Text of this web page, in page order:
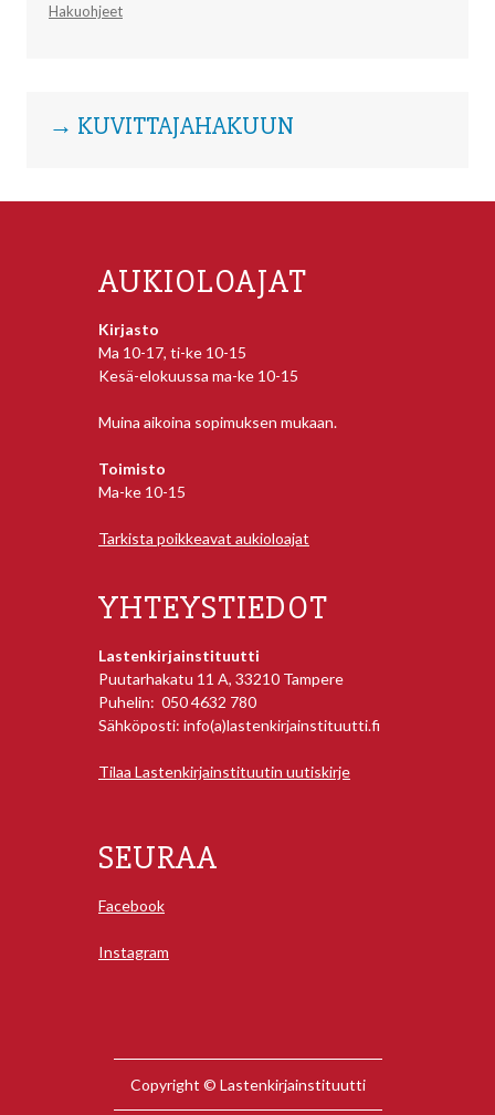
Hakuohjeet
→ KUVITTAJAHAKUUN
AUKIOLOAJAT
Kirjasto
Ma 10-17, ti-ke 10-15
Kesä-elokuussa ma-ke 10-15
Muina aikoina sopimuksen mukaan.
Toimisto
Ma-ke 10-15
Tarkista poikkeavat aukioloajat
YHTEYSTIEDOT
Lastenkirjainstituutti
Puutarhakatu 11 A, 33210 Tampere
Puhelin: 050 4632 780
Sähköposti: info(a)lastenkirjainstituutti.fi
Tilaa Lastenkirjainstituutin uutiskirje
SEURAA
Facebook
Instagram
Copyright © Lastenkirjainstituutti